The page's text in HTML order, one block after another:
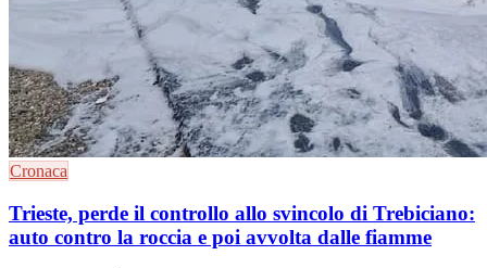
Cronaca
Trieste, perde il controllo allo svincolo di Trebiciano:
auto contro la roccia e poi avvolta dalle fiamme